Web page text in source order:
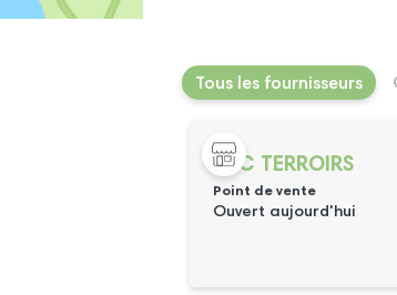
Tous les fournisseurs
ABC TERROIRS
Point de vente
Ouvert aujourd'hui